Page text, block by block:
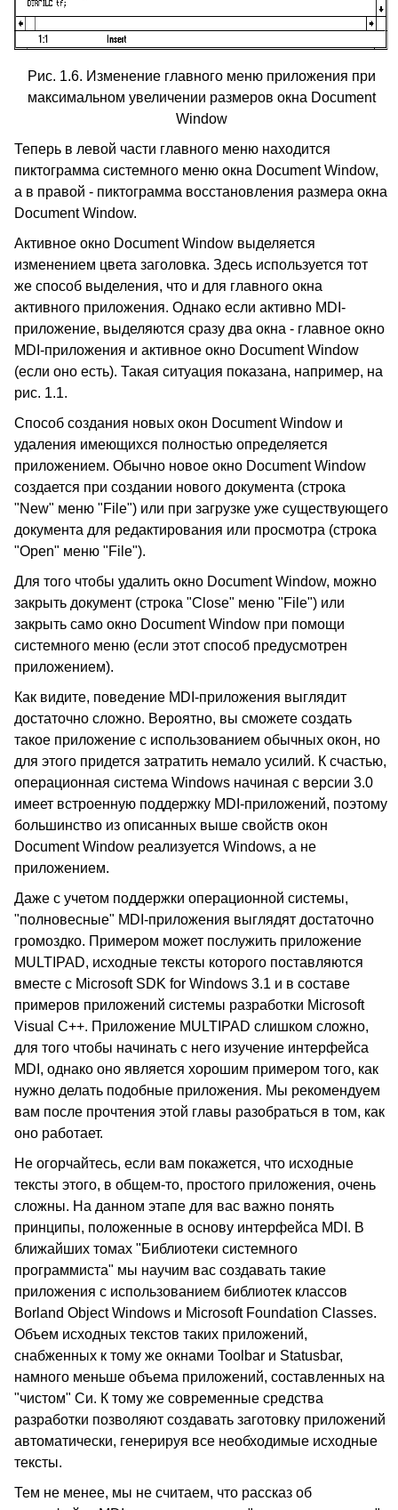
Рис. 1.6. Изменение главного меню приложения при
максимальном увеличении размеров окна Document
Window
Теперь в левой части главного меню находится
пиктограмма системного меню окна Document Window,
а в правой - пиктограмма восстановления размера окна
Document Window.
Активное окно Document Window выделяется
изменением цвета заголовка. Здесь используется тот
же способ выделения, что и для главного окна
активного приложения. Однако если активно MDI-
приложение, выделяются сразу два окна - главное окно
MDI-приложения и активное окно Document Window
(если оно есть). Такая ситуация показана, например, на
рис. 1.1.
Способ создания новых окон Document Window и
удаления имеющихся полностью определяется
приложением. Обычно новое окно Document Window
создается при создании нового документа (строка
"New" меню "File") или при загрузке уже существующего
документа для редактирования или просмотра (строка
"Open" меню "File").
Для того чтобы удалить окно Document Window, можно
закрыть документ (строка "Close" меню "File") или
закрыть само окно Document Window при помощи
системного меню (если этот способ предусмотрен
приложением).
Как видите, поведение MDI-приложения выглядит
достаточно сложно. Вероятно, вы сможете создать
такое приложение с использованием обычных окон, но
для этого придется затратить немало усилий. К счастью,
операционная система Windows начиная с версии 3.0
имеет встроенную поддержку MDI-приложений, поэтому
большинство из описанных выше свойств окон
Document Window реализуется Windows, а не
приложением.
Даже с учетом поддержки операционной системы,
"полновесные" MDI-приложения выглядят достаточно
громоздко. Примером может послужить приложение
MULTIPAD, исходные тексты которого поставляются
вместе с Microsoft SDK for Windows 3.1 и в составе
примеров приложений системы разработки Microsoft
Visual C++. Приложение MULTIPAD слишком сложно,
для того чтобы начинать с него изучение интерфейса
MDI, однако оно является хорошим примером того, как
нужно делать подобные приложения. Мы рекомендуем
вам после прочтения этой главы разобраться в том, как
оно работает.
Не огорчайтесь, если вам покажется, что исходные
тексты этого, в общем-то, простого приложения, очень
сложны. На данном этапе для вас важно понять
принципы, положенные в основу интерфейса MDI. В
ближайших томах "Библиотеки системного
программиста" мы научим вас создавать такие
приложения с использованием библиотек классов
Borland Object Windows и Microsoft Foundation Classes.
Объем исходных текстов таких приложений,
снабженных к тому же окнами Toolbar и Statusbar,
намного меньше объема приложений, составленных на
"чистом" Си. К тому же современные средства
разработки позволяют создавать заготовку приложений
автоматически, генерируя все необходимые исходные
тексты.
Тем не менее, мы не считаем, что рассказ об